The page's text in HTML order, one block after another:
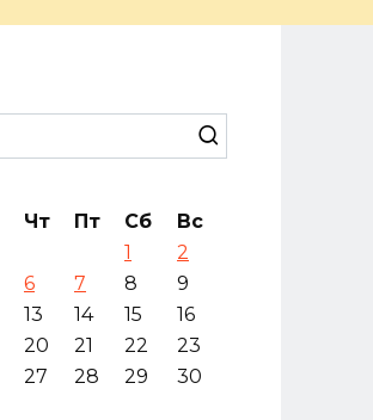
Чт Пт Сб
Вс
1
2
6 7 8
9
13 14 15
16
20 21 22
23
27 28 29
30